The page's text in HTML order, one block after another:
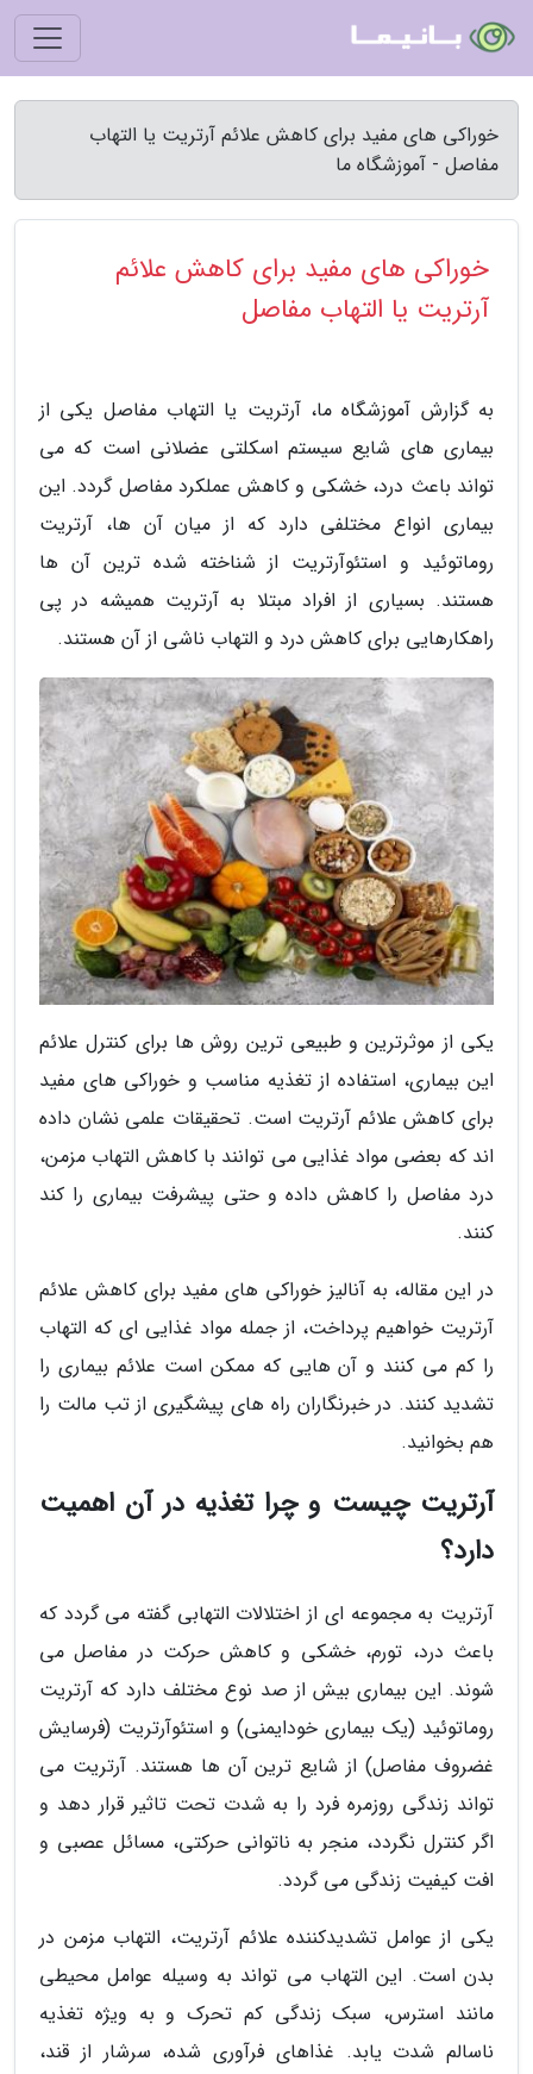
خوراکی های مفید برای کاهش علائم آرتریت یا التهاب
مفاصل - آموزشگاه ما
خوراکی های مفید برای کاهش علائم
آرتریت یا التهاب مفاصل
به گزارش آموزشگاه ما، آرتریت یا التهاب مفاصل یکی از
بیماری های شایع سیستم اسکلتی عضلانی است که می
تواند باعث درد، خشکی و کاهش عملکرد مفاصل گردد. این
بیماری انواع مختلفی دارد که از میان آن ها، آرتریت
روماتوئید و استئوآرتریت از شناخته شده ترین آن ها
هستند. بسیاری از افراد مبتلا به آرتریت همیشه در پی
راهکارهایی برای کاهش درد و التهاب ناشی از آن هستند.
یکی از موثرترین و طبیعی ترین روش ها برای کنترل علائم
این بیماری، استفاده از تغذیه مناسب و خوراکی های مفید
برای کاهش علائم آرتریت است. تحقیقات علمی نشان داده
اند که بعضی مواد غذایی می توانند با کاهش التهاب مزمن،
درد مفاصل را کاهش داده و حتی پیشرفت بیماری را کند
کنند.
در این مقاله، به آنالیز خوراکی های مفید برای کاهش علائم
آرتریت خواهیم پرداخت، از جمله مواد غذایی ای که التهاب
را کم می کنند و آن هایی که ممکن است علائم بیماری را
تشدید کنند. در خبرنگاران راه های پیشگیری از تب مالت را
هم بخوانید.
آرتریت چیست و چرا تغذیه در آن اهمیت
دارد؟
آرتریت به مجموعه ای از اختلالات التهابی گفته می گردد که
باعث درد، تورم، خشکی و کاهش حرکت در مفاصل می
شوند. این بیماری بیش از صد نوع مختلف دارد که آرتریت
روماتوئید (یک بیماری خودایمنی) و استئوآرتریت (فرسایش
غضروف مفاصل) از شایع ترین آن ها هستند. آرتریت می
تواند زندگی روزمره فرد را به شدت تحت تاثیر قرار دهد و
اگر کنترل نگردد، منجر به ناتوانی حرکتی، مسائل عصبی و
افت کیفیت زندگی می گردد.
یکی از عوامل تشدیدکننده علائم آرتریت، التهاب مزمن در
بدن است. این التهاب می تواند به وسیله عوامل محیطی
مانند استرس، سبک زندگی کم تحرک و به ویژه تغذیه
ناسالم شدت یابد. غذاهای فرآوری شده، سرشار از قند،